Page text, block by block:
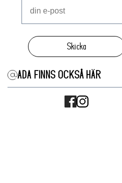
Skicka
ADA FINNS OCKSÅ HÄR